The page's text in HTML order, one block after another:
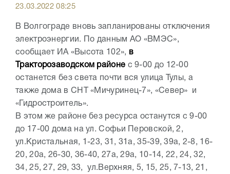
23.03.2022 08:25
В Волгограде вновь запланированы отключения
электроэнергии. По данным АО «ВМЭС»,
сообщает ИА «Высота 102»,
в
Тракторозаводском районе с 9-00 до 12-00
останется без света почти вся улица Тулы, а
также дома в СНТ «Мичуринец-7», «Север» и
«Гидростроитель».
В этом же районе без ресурса останутся с 9-00
до 17-00 дома на ул. Софьи Перовской, 2,
ул.Кристальная, 1-23, 31, 31а, 35-39, 39а, 2-8, 16-
20, 20а, 26-30, 36-40, 27а, 29а, 10-14, 22, 24, 32,
34, 25, 27, 29, 33, ул.Верхняя, 5, 15, 25, 7-13, 21,